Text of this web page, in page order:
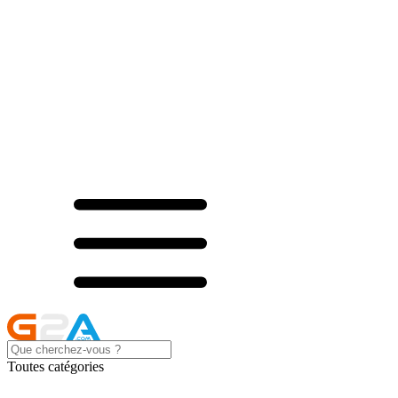
Toutes catégories